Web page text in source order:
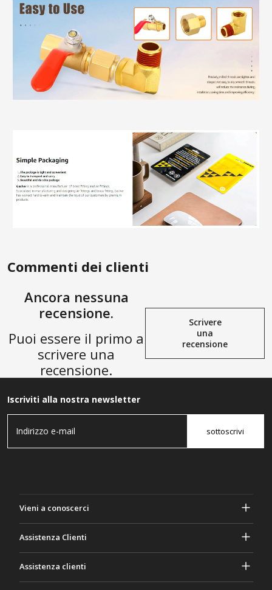
Commenti dei clienti
Ancora nessuna
recensione.
Puoi essere il primo a
scrivere una
recensione.
Scrivere
una
recensione
Iscriviti alla nostra newsletter
sottoscrivi
Vieni a conoscerci
Termini e Condizioni
Assistenza Clienti
Assistenza clienti